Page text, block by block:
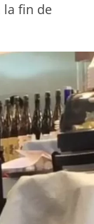
la fin de